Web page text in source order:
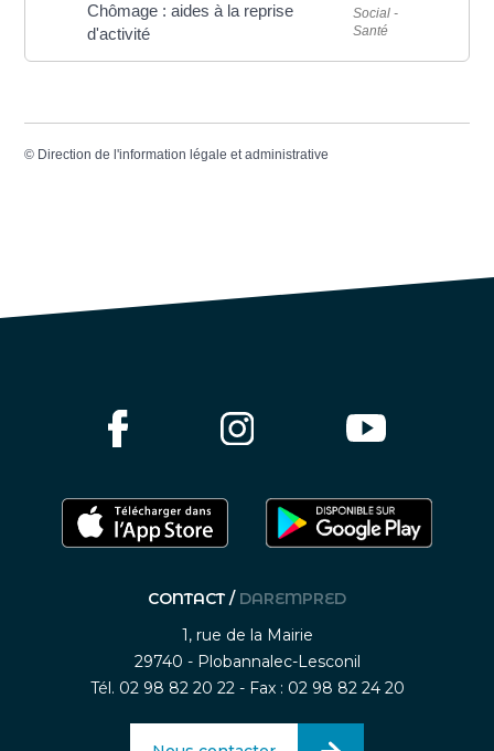
Chômage : aides à la reprise
d'activité
Social -
Santé
© Direction de l'information légale et administrative
CONTACT / DAREMPRED
1, rue de la Mairie
29740 - Plobannalec-Lesconil
Tél. 02 98 82 20 22 - Fax : 02 98 82 24 20